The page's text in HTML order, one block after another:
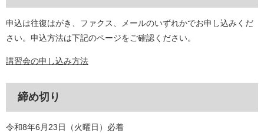
申込は往復はがき、ファクス、メールのいずれかでお申し込みくだ
さい。申込方法は下記のページをご確認ください。
講習会の申し込み方法
締め切り
令和8年6月23日（火曜日）必着